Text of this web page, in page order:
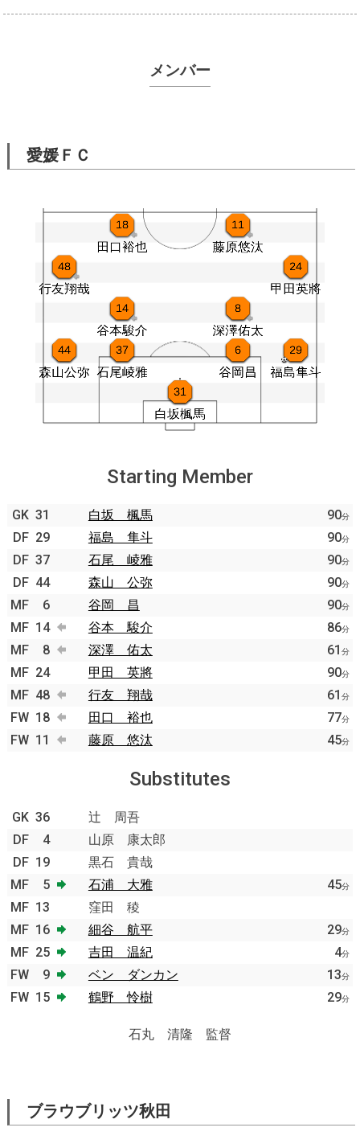
メンバー
愛媛ＦＣ
Starting Member
GK 31 白坂 楓馬 90分
DF 29 福島 隼斗 90分
DF 37 石尾 崚雅 90分
DF 44 森山 公弥 90分
MF 6 谷岡 昌 90分
MF 14 谷本 駿介 86分
MF 8 深澤 佑太 61 分
MF 24 甲田 英將 90分
MF 48 行友 翔哉 61 分
FW 18 田口 裕也 77分
FW 11 藤原 悠汰 45分
Substitutes
GK 36
辻 周吾
DF
4
山原 康太郎
DF 19
黒石 貴哉
MF
5 石浦 大雅 45分
MF 13
窪田 稜
MF 16 細谷 航平 29分
MF 25 吉田 温紀 4分
FW 9 ベン ダンカン 13分
FW 15 鶴野 怜樹 29分
石丸 清隆 監督
ブラウブリッツ秋田